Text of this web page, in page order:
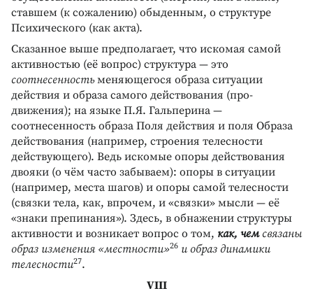
ставшем (к сожалению) обыденным, о структуре
Психического (как акта).
Сказанное выше предполагает, что искомая самой
активностью (её вопрос) структура — это
соотнесенностьменяющегося образа ситуации
действия и образа самого действования (про-
движения); на языке П.Я. Гальперина —
соотнесенность образа Поля действия и поля Образа
действования (например, строения телесности
действующего). Ведь искомые опоры действования
двояки (о чём часто забываем): опоры в ситуации
(например, места шагов) и опоры самой телесности
(связки тела, как, впрочем, и «связки» мысли — её
«знаки препинания»). Здесь, в обнажении структуры
активности и возникает вопрос о том, как, чемсвязаны
образ изменения «местности»26 и образ динамики
телесности27.
VIII